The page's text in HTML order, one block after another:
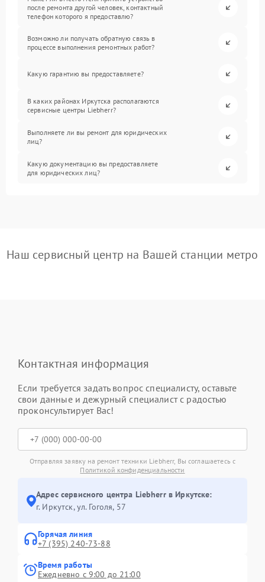
после ремонта другой человек, контактный
телефон которого я предоставлю?
Возможно ли получать обратную связь в
процессе выполнения ремонтных работ?
Какую гарантию вы предоставляете?
В каких районах Иркутска располагаются
сервисные центры Liebherr?
Выполняете ли вы ремонт для юридических
лиц?
Какую документацию вы предоставляете
для юридических лиц?
Наш сервисный центр на Вашей станции метро
Контактная информация
Если требуется задать вопрос специалисту, оставьте
свои данные и дежурный специалист с радостью
проконсультирует Вас!
Отправляя заявку на ремонт техники Liebherr, Вы соглашаетесь с
Политикой конфиденциальности
Адрес сервисного центра Liebherr в Иркутске:
г. Иркутск, ул. ​Гоголя, 57
Горячая линия
+7 (395) 240-73-88
Время работы
Ежедневно с 9:00 до 21:00